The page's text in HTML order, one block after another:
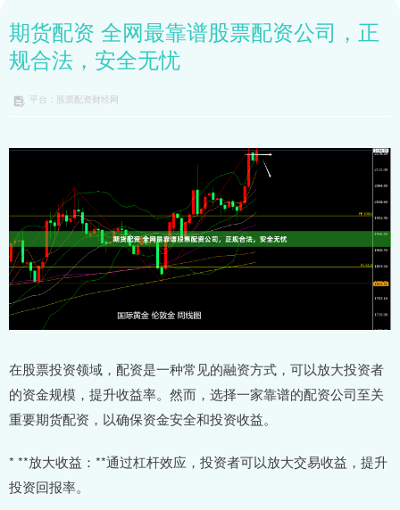
期货配资 全网最靠谱股票配资公司，正
规合法，安全无忧
平台：股票配资财经网
在股票投资领域，配资是一种常见的融资方式，可以放大投资者
的资金规模，提升收益率。然而，选择一家靠谱的配资公司至关
重要期货配资，以确保资金安全和投资收益。
* **放大收益：**通过杠杆效应，投资者可以放大交易收益，提升
投资回报率。